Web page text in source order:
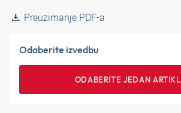
Preuzimanje PDF-a
Odaberite izvedbu
ODABERITE JEDAN ARTIKL